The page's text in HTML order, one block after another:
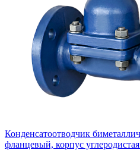
Конденсатоотводчик
фланцевый, корпус